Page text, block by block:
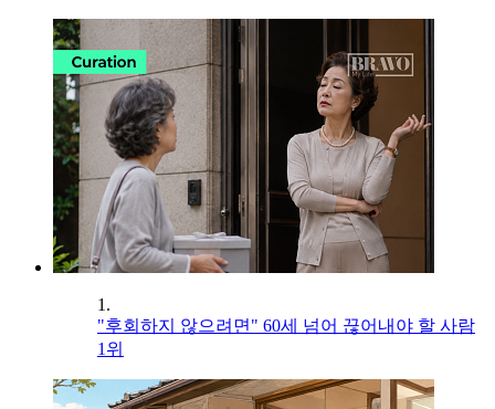
1.
"후회하지 않으려면" 60세 넘어 끊어내야 할 사람
1위